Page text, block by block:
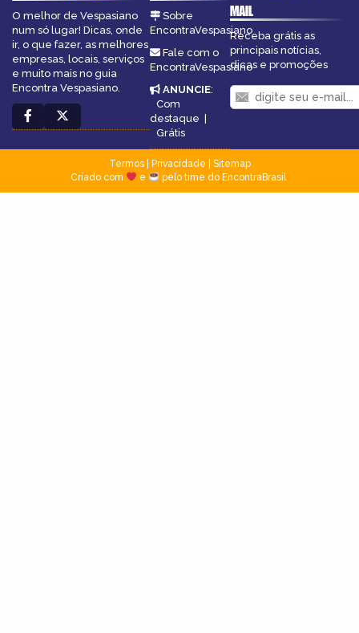
O melhor de Vespasiano
num só lugar! Dicas, onde
ir, o que fazer, as melhores
empresas, locais, serviços
e muito mais no guia
Encontra Vespasiano.
Sobre
EncontraVespasiano
Fale com o
EncontraVespasiano
ANUNCIE:
Com
destaque |
Grátis
MAIL
Receba grátis as
principais notícias,
dicas e promoções
Termos| Privacidade
Sitemap
Criado com
e pelo time do EncontraBrasil